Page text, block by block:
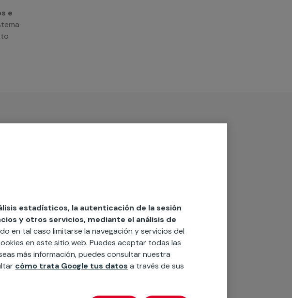
e
estadísticos, la autenticación de la sesión
y otros servicios, mediante el análisis de
en tal caso limitarse la navegación y servicios del
en este sitio web. Puedes aceptar todas las
más información, puedes consultar nuestra
cómo trata Google tus datos a través de sus